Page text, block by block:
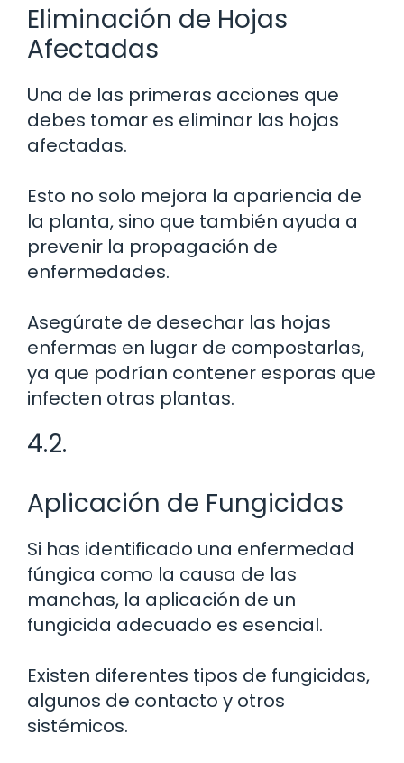
Eliminación de Hojas
Afectadas
Una de las primeras acciones que
debes tomar es eliminar las hojas
afectadas.
Esto no solo mejora la apariencia de
la planta, sino que también ayuda a
prevenir la propagación de
enfermedades.
Asegúrate de desechar las hojas
enfermas en lugar de compostarlas,
ya que podrían contener esporas que
infecten otras plantas.
4.2.
Aplicación de Fungicidas
Si has identificado una enfermedad
fúngica como la causa de las
manchas, la aplicación de un
fungicida adecuado es esencial.
Existen diferentes tipos de fungicidas,
algunos de contacto y otros
sistémicos.